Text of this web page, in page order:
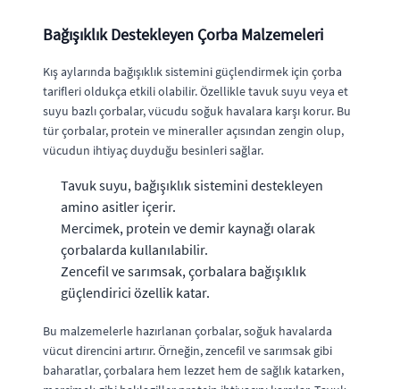
Bağışıklık Destekleyen Çorba Malzemeleri
Kış aylarında bağışıklık sistemini güçlendirmek için çorba
tarifleri oldukça etkili olabilir. Özellikle tavuk suyu veya et
suyu bazlı çorbalar, vücudu soğuk havalara karşı korur. Bu
tür çorbalar, protein ve mineraller açısından zengin olup,
vücudun ihtiyaç duyduğu besinleri sağlar.
Tavuk suyu, bağışıklık sistemini destekleyen
amino asitler içerir.
Mercimek, protein ve demir kaynağı olarak
çorbalarda kullanılabilir.
Zencefil ve sarımsak, çorbalara bağışıklık
güçlendirici özellik katar.
Bu malzemelerle hazırlanan çorbalar, soğuk havalarda
vücut direncini artırır. Örneğin, zencefil ve sarımsak gibi
baharatlar, çorbalara hem lezzet hem de sağlık katarken,